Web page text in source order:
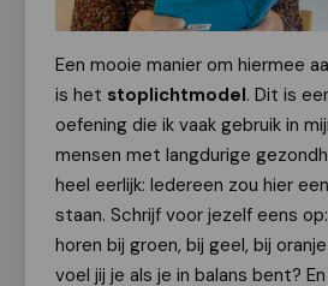
Een mooie manier om hiermee
is het stoplichtmodel. Dit is
oefening die ik vaak gebruik in
mensen met langdurige
heel eerlijk: Iedereen zou hier
staan. Schrijf voor jezelf eens
horen bij groen, bij geel, bij
voel jij je als je in balans bent?